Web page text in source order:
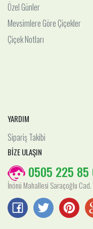
Özel Günler
Mevsimlere Göre Çiçekler
Çiçek Notları
YARDIM
Sipariş Takibi
BİZE ULAŞIN
0505 225 85
İnönü Mahallesi Saraçoğlu